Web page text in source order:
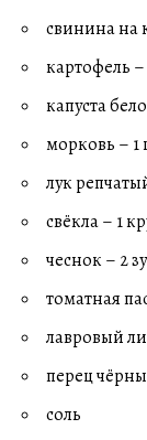
свинина на
картофель –
капуста
морковь – 1
лук
свёкла – 1
чеснок – 2
томатная
лавровый
перец
соль